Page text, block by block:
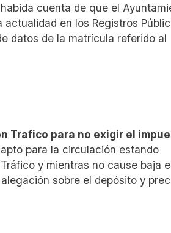
cuenta de que el
en los Registros
datos de la matrícula referido al
Trafico para no exigir el
para la circulación estando
y mientras no cause baja
sobre el depósito y